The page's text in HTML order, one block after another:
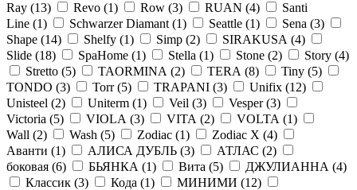
Ray (13) Revo (1) Row (3) RUAN (4)
Santi
Line (1) Schwarzer Diamant (1) Seattle (1) Sena (3)
Shape (14) Shelfy (1) Simp (2) SIRAKUSA (4)
Slide (18) SpaHome (1) Stella (1) Stone (2) Story (4)
Stretto (5) TAORMINA (2) TERA (8) Tiny (5)
TONDO (3) Torr (5) TRAPANI (3) Unifix (12)
Unisteel (2) Uniterm (1) Veil (3) Vesper (3)
Victoria (5) VIOLA (3) VITA (2) VOLTA (1)
Wall (2) Wash (5) Zodiac (1) Zodiac X (4)
Аванти (1) АЛИСА ДУБЛЬ (3) АТЛАС (2)
боковая (6) БЬЯНКА (1) Вита (5) ДЖУЛИАННА (4)
Классик (3) Кода (1) МИНИМИ (12)